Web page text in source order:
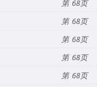
68
68
68
68
68